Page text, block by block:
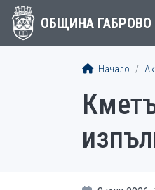
ОБЩИНА ГАБРОВО
Начало